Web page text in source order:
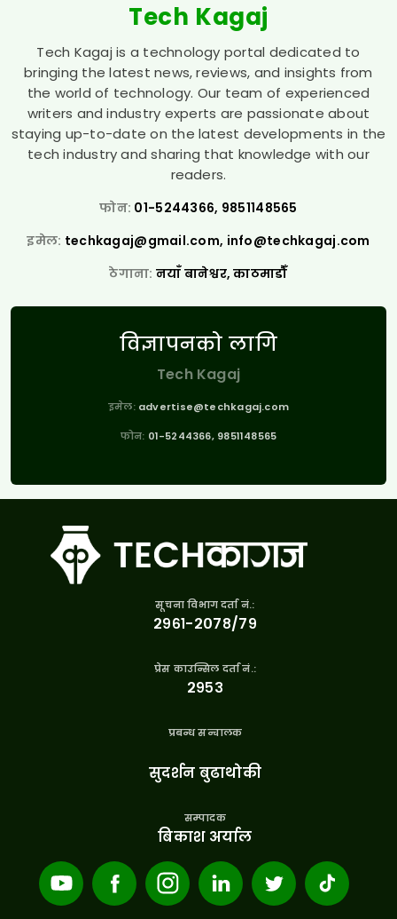
Tech Kagaj
Tech Kagaj is a technology portal dedicated to
bringing the latest news, reviews, and insights from
the world of technology. Our team of experienced
writers and industry experts are passionate about
staying up-to-date on the latest developments in the
tech industry and sharing that knowledge with our
readers.
फोन: 01-5244366, 9851148565
इमेल: techkagaj@gmail.com, info@techkagaj.com
ठेगाना: नयाँ बानेश्वर, काठमाडौँ
विज्ञापनको लागि
Tech Kagaj
इमेल: advertise@techkagaj.com
फोन: 01-5244366, 9851148565
सूचना विभाग दर्ता नं.:
२९६१-२०७८/७९
प्रेस काउन्सिल दर्ता नं.:
२९५३
प्रबन्ध सन्चालक
सुदर्शन बुढाथोकी
सम्पादक
बिकाश अर्याल